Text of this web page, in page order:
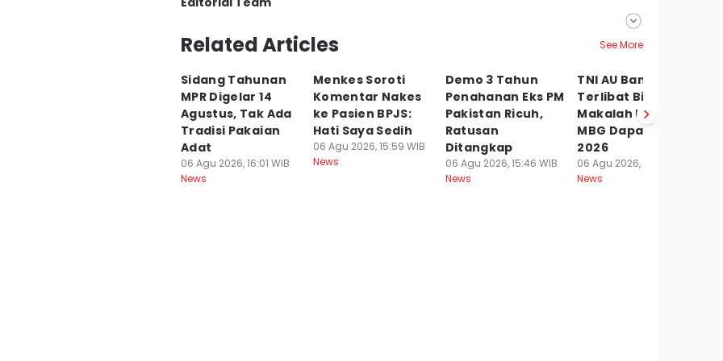
Editor
Aryodamar
Editor
Dwifantya Aquina
Related Articles See More
Sidang Tahunan
MPR Digelar 14
Agustus, Tak Ada
Tradisi Pakaian
Adat
06 Agu 2026, 16:01 WIB
News
Menkes Soroti
Komentar Nakes
ke Pasien BPJS:
Hati Saya Sedih
06 Agu 2026, 15:59 WIB
News
Demo 3 Tahun
Penahanan Eks PM
Pakistan Ricuh,
Ratusan
Ditangkap
06 Agu 2026, 15:46 WIB
News
TNI AU Bantah
Terlibat Bikin
Makalah Usulan
MBG Dapat Nobel
2026
06 Agu 2026, 15:17 WIB
News